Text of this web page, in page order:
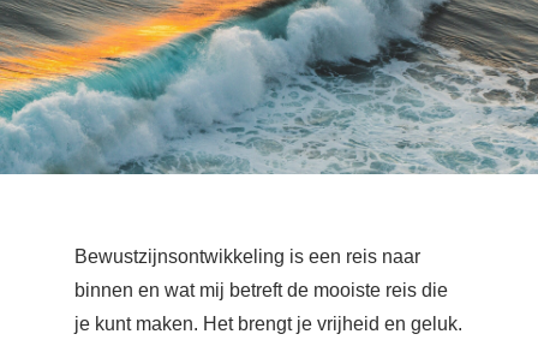
Bewustzijnsontwikkeling is een reis naar
binnen en wat mij betreft de mooiste reis die
je kunt maken. Het brengt je vrijheid en geluk.